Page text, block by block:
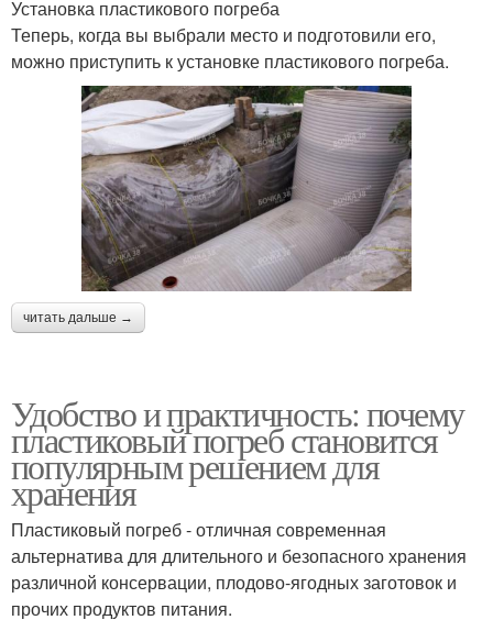
Установка пластикового погреба
Теперь, когда вы выбрали место и подготовили его,
можно приступить к установке пластикового погреба.
читать дальше →
Удобство и практичность: почему
пластиковый погреб становится
популярным решением для
хранения
Пластиковый погреб - отличная современная
альтернатива для длительного и безопасного хранения
различной консервации, плодово-ягодных заготовок и
прочих продуктов питания.